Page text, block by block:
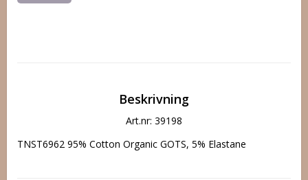
Beskrivning
Art.nr: 39198
TNST6962 95% Cotton Organic GOTS, 5% Elastane